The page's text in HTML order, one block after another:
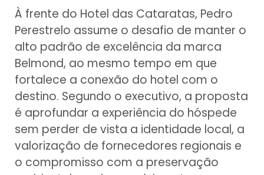
À frente do Hotel das Cataratas, Pedro
Perestrelo assume o desafio de manter o
alto padrão de excelência da marca
Belmond, ao mesmo tempo em que
fortalece a conexão do hotel com o
destino. Segundo o executivo, a proposta
é aprofundar a experiência do hóspede
sem perder de vista a identidade local, a
valorização de fornecedores regionais e
o compromisso com a preservação